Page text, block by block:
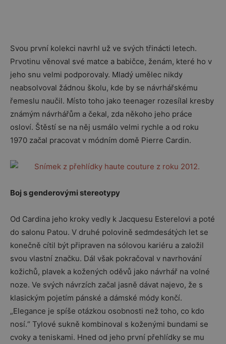
Svou první kolekci navrhl už ve svých třinácti letech.
Prvotinu věnoval své matce a babičce, ženám, které ho v
jeho snu velmi podporovaly. Mladý umělec nikdy
neabsolvoval žádnou školu, kde by se návrhářskému
řemeslu naučil. Místo toho jako teenager rozesílal kresby
známým návrhářům a čekal, zda někoho jeho práce
osloví. Štěstí se na něj usmálo velmi rychle a od roku
1970 začal pracovat v módním domě Pierre Cardin.
Boj s genderovými stereotypy
Od Cardina jeho kroky vedly k Jacquesu Esterelovi a poté
do salonu Patou. V druhé polovině sedmdesátých let se
konečně cítil být připraven na sólovou kariéru a založil
svou vlastní značku. Dál však pokračoval v navrhování
kožichů, plavek a kožených oděvů jako návrhář na volné
noze. Ve svých návrzích začal jasně dávat najevo, že s
klasickým pojetím pánské a dámské módy končí.
„Elegance je spíše otázkou osobnosti než toho, co kdo
nosí.“ Tylové sukně kombinoval s koženými bundami se
cvoky a teniskami. Hned od jeho první přehlídky se mu